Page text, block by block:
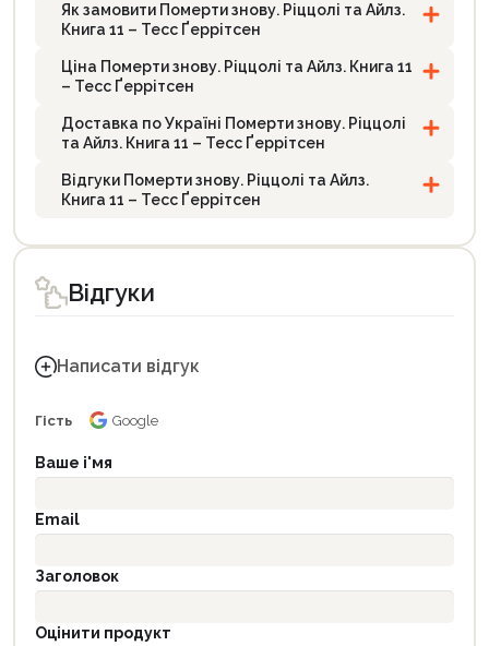
Як замовити Померти знову. Ріццолі та Айлз.
Книга 11 – Тесс Ґеррітсен
Ціна Померти знову. Ріццолі та Айлз. Книга 11
– Тесс Ґеррітсен
Доставка по Україні Померти знову. Ріццолі
та Айлз. Книга 11 – Тесс Ґеррітсен
Відгуки Померти знову. Ріццолі та Айлз.
Книга 11 – Тесс Ґеррітсен
Відгуки
Написати відгук
Гість Google
Ваше і'мя
Email
Заголовок
Оцінити продукт